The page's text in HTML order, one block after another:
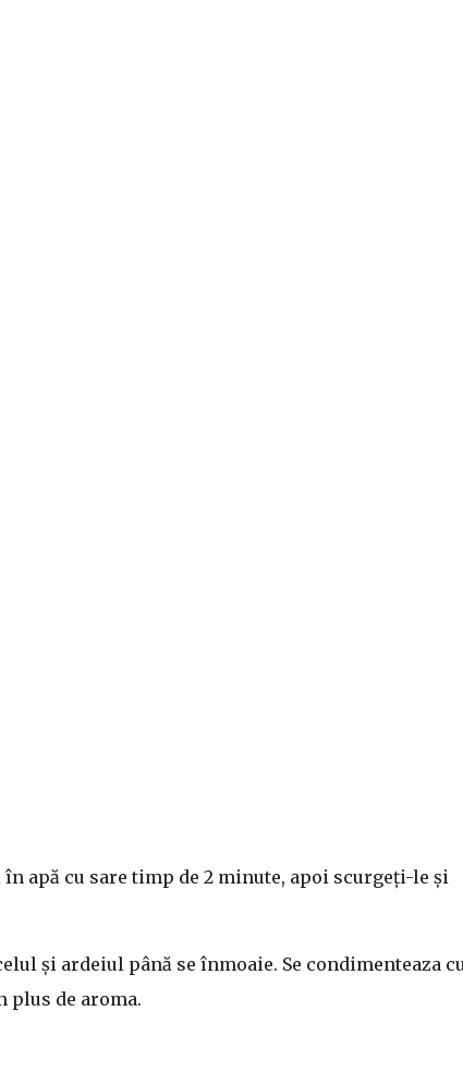
apă cu sare timp de 2 minute, apoi scurgeți-le și
și ardeiul până se înmoaie. Se condimenteaza
plus de aroma.